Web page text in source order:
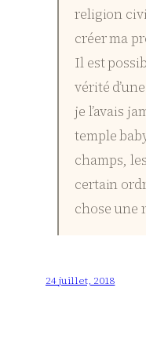
religion
créer ma
Il est
vérité
je l’avais
temple
champs,
certain
chose une
24 juillet, 2018